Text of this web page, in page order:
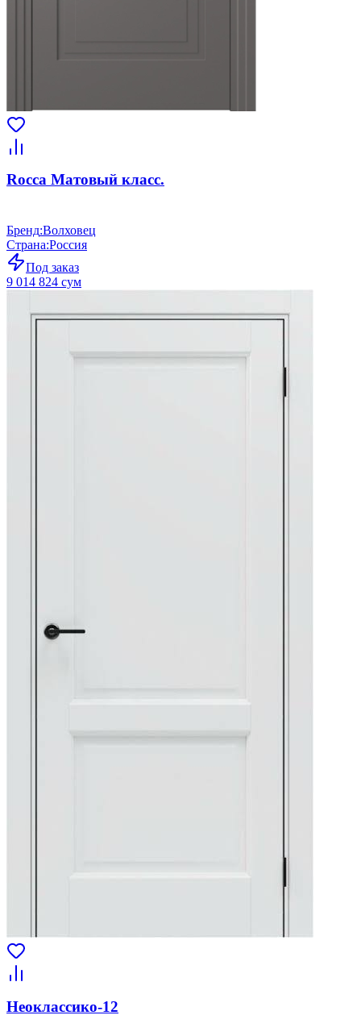
Rocca Матовый класс.
Бренд:Волховец
Страна:Россия
Под заказ
9 014 824 сум
Неоклассико-12